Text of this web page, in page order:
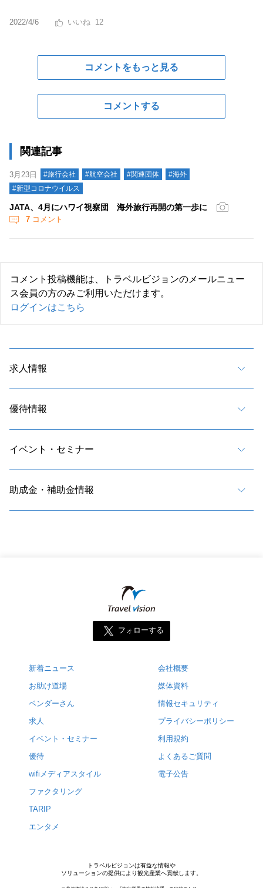
2022/4/6 12
コメントをもっと見る
コメントする
関連記事
3月23日 #旅行会社 #航空会社 #関連団体
#海外
#新型コロナウイルス
JATA、4月にハワイ視察団 海外旅行再開の第一歩に
7 コメント
コメント投稿機能は、トラベルビジョンのメールニュー
ス会員の方のみご利用いただけます。
ログインはこちら
求人情報
優待情報
イベント・セミナー
助成金・補助金情報
フォローする
新着ニュース
お助け道場
ベンダーさん
求人
イベント・セミナー
優待
wifiメディアスタイル
ファクタリング
TARIP
エンタメ
会社概要
媒体資料
情報セキュリティ
プライバシーポリシー
利用規約
よくあるご質問
電子公告
トラベルビジョンは有益な情報や
ソリューションの提供により観光産業へ貢献します。